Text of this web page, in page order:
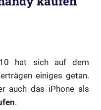
hat sich auf dem
einiges getan.
auch das iPhone als
.